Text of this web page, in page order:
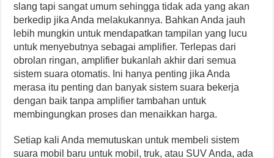
slang tapi sangat umum sehingga tidak ada yang akan
berkedip jika Anda melakukannya. Bahkan Anda jauh
lebih mungkin untuk mendapatkan tampilan yang lucu
untuk menyebutnya sebagai amplifier. Terlepas dari
obrolan ringan, amplifier bukanlah akhir dari semua
sistem suara otomatis. Ini hanya penting jika Anda
merasa itu penting dan banyak sistem suara bekerja
dengan baik tanpa amplifier tambahan untuk
membingungkan proses dan menaikkan harga.
Setiap kali Anda memutuskan untuk membeli sistem
suara mobil baru untuk mobil, truk, atau SUV Anda, ada